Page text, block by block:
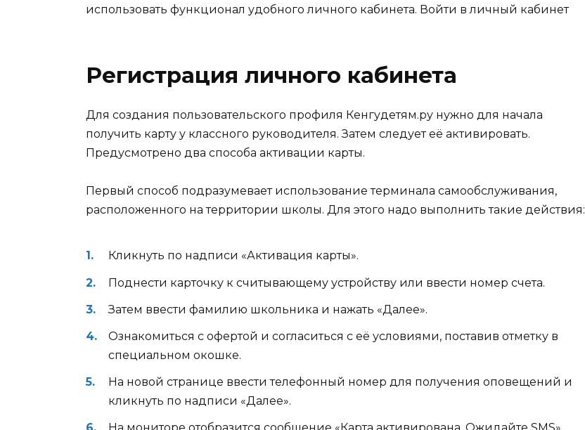
использовать функционал удобного личного кабинета. Войти в личный кабинет
Регистрация личного кабинета
Для создания пользовательского профиля Кенгудетям.ру нужно для начала
получить карту у классного руководителя. Затем следует её активировать.
Предусмотрено два способа активации карты.
Первый способ подразумевает использование терминала самообслуживания,
расположенного на территории школы. Для этого надо выполнить такие действия:
Кликнуть по надписи «Активация карты».
Поднести карточку к считывающему устройству или ввести номер счета.
Затем ввести фамилию школьника и нажать «Далее».
Ознакомиться с офертой и согласиться с её условиями, поставив отметку в
специальном окошке.
На новой странице ввести телефонный номер для получения оповещений и
кликнуть по надписи «Далее».